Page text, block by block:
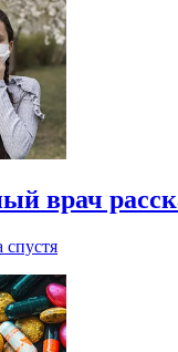
врач
спустя